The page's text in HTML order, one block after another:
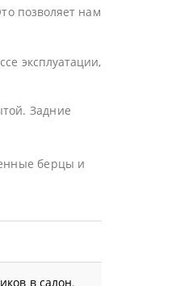
позволяет нам
эксплуатации,
Задние
берцы и
в салон,